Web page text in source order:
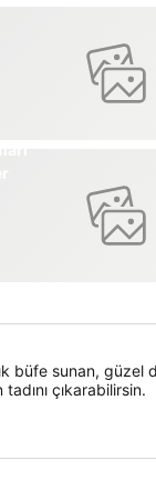
büfe sunan, güzel
çıkarabilirsin.